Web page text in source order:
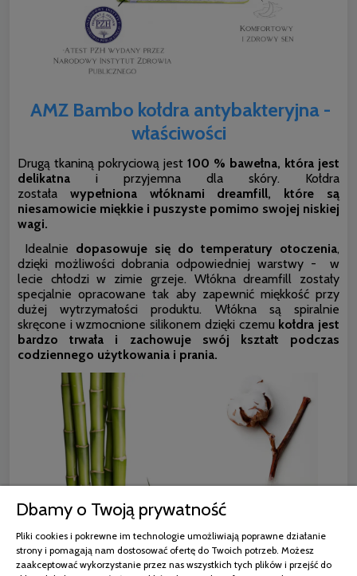
AMZ Bambo kołdra antybakteryjna -
właściwości
Drugą tkaniną pokryciową jest 100 % bawełna, która jest
delikatna i przyjemna dla skóry. Kołdra
została wypełniona włóknami dreamfill, które są
niesamowicie miękkie i puszyste pomimo swojej niskiej
wagi.
Idealnie dopasowuje się do temperatury otoczenia,
dzięki możliwości dobrania odpowiedniej warstwy - w
lecie chłodzi w zimie grzeje. Włókna dreamfill zostały
specjalnie opracowane tak aby zapewnić miękkość przy
dużej wytrzymałości produktu. Włókna są spiralnie
skręcone i wzmocnione silikonem dzięki czemu kołdra jest
bardzo trwała i zachowuje swój kształt podczas
codziennego użytkowania i prania.
Dbamy o Twoją prywatność
Pliki cookies i pokrewne im technologie umożliwiają poprawne działanie
strony i pomagają nam dostosować ofertę do Twoich potrzeb. Możesz
zaakceptować wykorzystanie przez nas wszystkich tych plików i przejść do